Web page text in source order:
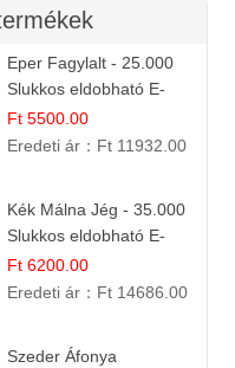
Eper Fagylalt - 25.000
Slukkos eldobható E-
cigaretta | Édes
Desszert Íz
Ft 5500.00
Eredeti ár： Ft 11932.00
Kék Málna Jég - 35.000
Slukkos eldobható E-
cigaretta | Frissítő
Ízélmény
Ft 6200.00
Eredeti ár： Ft 14686.00
Szeder Áfonya